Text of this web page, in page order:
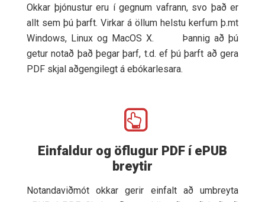
Okkar þjónustur eru í gegnum vafrann, svo það er
allt sem þú þarft. Virkar á öllum helstu kerfum þ.mt
Windows, Linux og MacOS X. Þannig að þú
getur notað það þegar þarf, t.d. ef þú þarft að gera
PDF skjal aðgengilegt á ebókarlesara.
Einfaldur og öflugur PDF í ePUB
breytir
Notandaviðmót okkar gerir einfalt að umbreyta